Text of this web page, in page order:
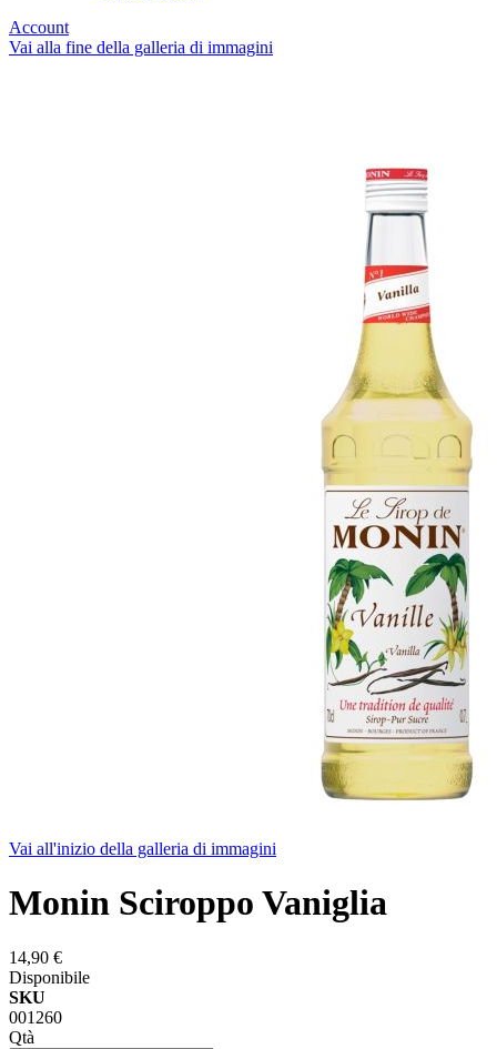
Account
Vai alla fine della galleria di immagini
Vai all'inizio della galleria di immagini
Monin Sciroppo Vaniglia
14,90 €
Disponibile
SKU
001260
Qtà